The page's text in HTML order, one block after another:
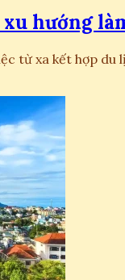
hướng
từ xa kết hợp